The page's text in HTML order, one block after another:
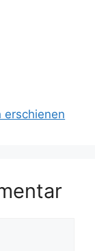
erschienen